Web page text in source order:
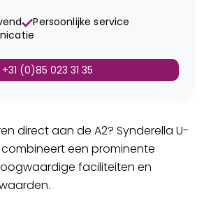
direct aan de A2? Synderella U-
combineert een prominente
faciliteiten en
Persoonlijke service
+31 (0)85 023 31 35